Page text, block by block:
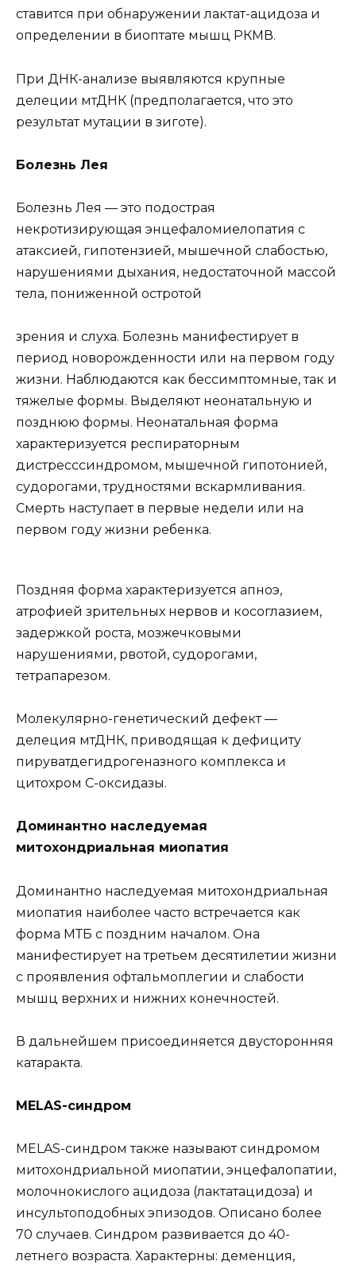
ставится при обнаружении лактат-ацидоза и
определении в биоптате мышц РКМВ.
При ДНК-анализе выявляются крупные
делеции мтДНК (предполагается, что это
результат мутации в зиготе).
Болезнь Лея
Болезнь Лея — это подострая
некротизирующая энцефаломиелопатия с
атаксией, гипотензией, мышечной слабостью,
нарушениями дыхания, недостаточной массой
тела, пониженной остротой
зрения и слуха. Болезнь манифестирует в
период новорожденности или на первом году
жизни. Наблюдаются как бессимптомные, так и
тяжелые формы. Выделяют неонатальную и
позднюю формы. Неонатальная форма
характеризуется респираторным
дистресссиндромом, мышечной гипотонией,
судорогами, трудностями вскармливания.
Смерть наступает в первые недели или на
первом году жизни ребенка.
Поздняя форма характеризуется апноэ,
атрофией зрительных нервов и косоглазием,
задержкой роста, мозжечковыми
нарушениями, рвотой, судорогами,
тетрапарезом.
Молекулярно-генетический дефект —
делеция мтДНК, приводящая к дефициту
пируватдегидрогеназного комплекса и
цитохром С-оксидазы.
Доминантно наследуемая
митохондриальная миопатия
Доминантно наследуемая митохондриальная
миопатия наиболее часто встречается как
форма МТБ с поздним началом. Она
манифестирует на третьем десятилетии жизни
с проявления офтальмоплегии и слабости
мышц верхних и нижних конечностей.
В дальнейшем присоединяется двусторонняя
катаракта.
MELAS-синдром
MELAS-синдром также называют синдромом
митохондриальной миопатии, энцефалопатии,
молочнокислого ацидоза (лактатацидоза) и
инсультоподобных эпизодов. Описано более
70 случаев. Синдром развивается до 40-
летнего возраста. Характерны: деменция,